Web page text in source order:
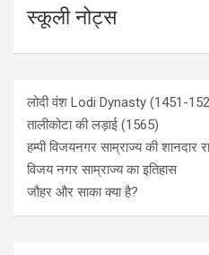
स्कूली नोट्स
लोदी वंश Lodi Dynasty (1451-
तालीकोटा की लड़ाई (1565)
हम्पी विजयनगर साम्राज्य की शानदार
विजय नगर साम्राज्य का इतिहास
जौहर और साका क्या है?